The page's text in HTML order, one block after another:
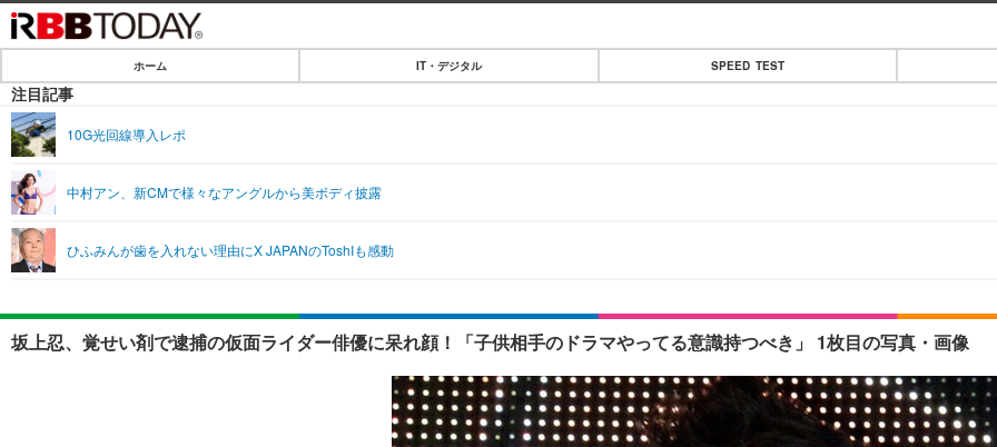
IT・デジタル
ショッピング
SPEED TEST
エンタメ
エンタメTOP
音楽
グラビア
ショッピング
ライフ
ライフTOP
ペット
その他
リリース一覧
ホーム IT・デジタル SPEED TEST
注目記事
10G光回線導入レポ
中村アン、新CMで様々なアングルから美ボディ披露
ひふみんが歯を入れない理由にX JAPANのToshIも感動
坂上忍、覚せい剤で逮捕の仮面ライダー俳優に呆れ顔！「子供相手のドラマやってる意識持つべき」 1枚目の写真・画像